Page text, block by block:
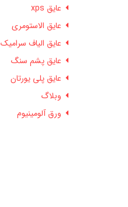
عایق xps
عایق الاستومری
عایق الیاف سرامیک
عایق پشم سنگ
عایق پلی یورتان
وبلاگ
ورق آلومینیوم